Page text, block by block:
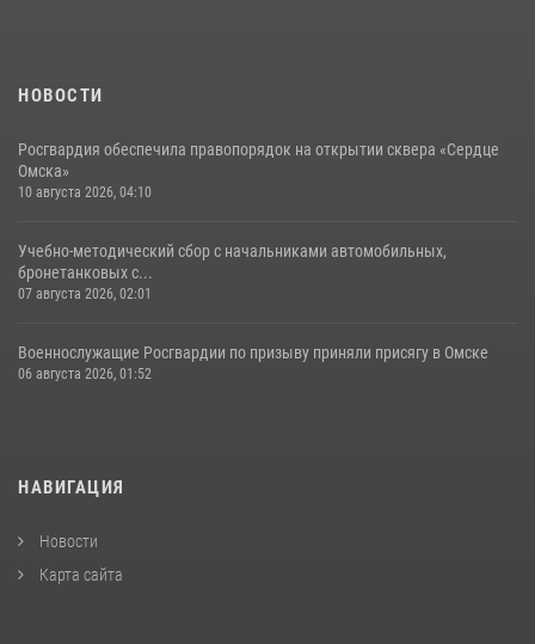
НОВОСТИ
Росгвардия обеспечила правопорядок на открытии сквера «Сердце
Омска»
10 августа 2026, 04:10
Учебно-методический сбор с начальниками автомобильных,
бронетанковых с...
07 августа 2026, 02:01
Военнослужащие Росгвардии по призыву приняли присягу в Омске
06 августа 2026, 01:52
НАВИГАЦИЯ
Новости
Карта сайта